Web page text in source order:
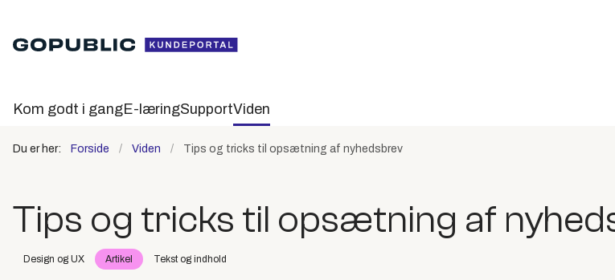
Kom godt i gangE-læringSupportViden
Du er her: Forside Viden Tips og tricks til opsætning af nyhedsbrev
Tips og tricks til opsætning af
Design og UX Artikel Tekst og indhold